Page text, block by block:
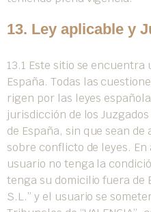
13. Ley aplicable y
13.1 Este sitio se encuentra
España. Todas las
rigen por las leyes
jurisdicción de los
de España, sin que sean
sobre conflicto de leyes.
usuario no tenga la
tenga su domicilio fuera de
S.L.” y el usuario se